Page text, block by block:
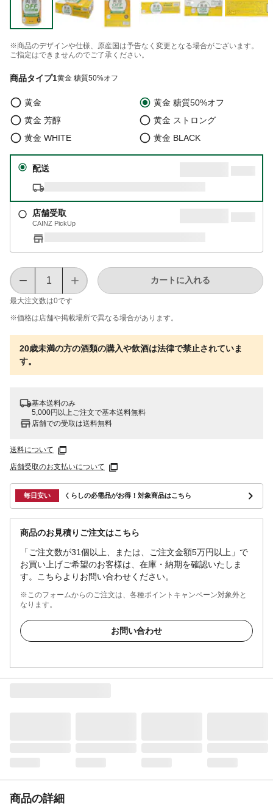
※商品のデザインや仕様、原産国は予告なく変更となる場合がございます。
ご指定はできませんのでご了承ください。
商品タイプ1黄金 糖質50%オフ
黄金
黄金 糖質50%オフ
黄金 芳醇
黄金 ストロング
黄金 WHITE
黄金 BLACK
配送
店舗受取
CAINZ PickUp
最大注文数は0です
カートに入れる
※価格は​店舗や​掲載場所で​異なる​場合が​あります。
20歳未満の方の酒類の購入や飲酒は法律で禁止されていま
す。
基本送料のみ
5,000円以上ご注文で基本送料無料
店舗での受取は送料無料
送料について
店舗受取のお支払いについて
毎日安い くらしの必需品がお得！対象商品はこちら
商品のお見積りご注文はこちら
「ご注文数が31個以上、または、ご注文金額5万円以上」で
お買い上げご希望のお客様は、在庫・納期を確認いたしま
す。こちらよりお問い合わせください。
※このフォームからのご注文は、各種ポイントキャンペーン対象外と
なります。
お問い合わせ
商品の詳細